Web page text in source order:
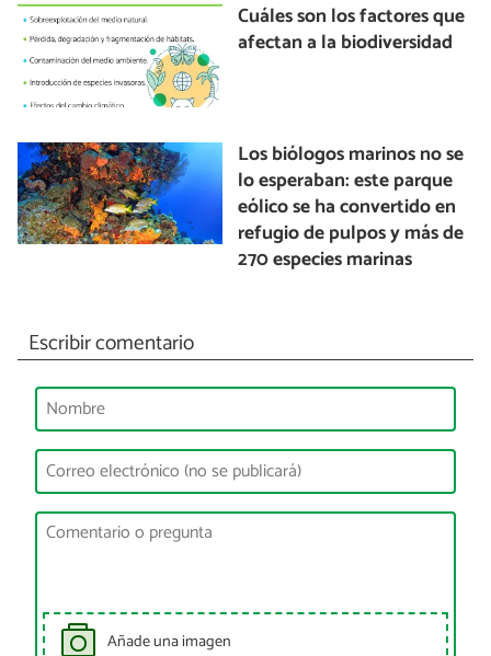
Cuáles son los factores que
afectan a la biodiversidad
Los biólogos marinos no se
lo esperaban: este parque
eólico se ha convertido en
refugio de pulpos y más de
270 especies marinas
Escribir comentario
Añade una imagen